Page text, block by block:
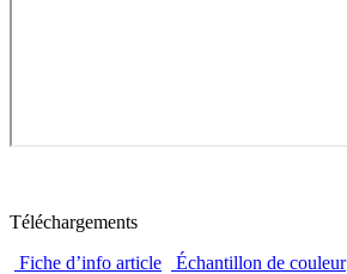
Téléchargements
Fiche d’info article
Échantillon de couleur